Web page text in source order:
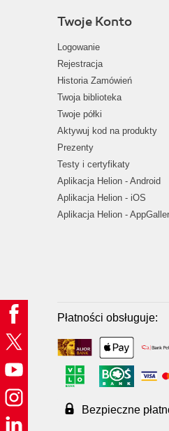
Twoje Konto
Logowanie
Rejestracja
Historia Zamówień
Twoja biblioteka
Twoje półki
Aktywuj kod na produkty
Prezenty
Testy i certyfikaty
Aplikacja Helion - Android
Aplikacja Helion - iOS
Aplikacja Helion -
Płatności obsługuje:
Bezpieczne